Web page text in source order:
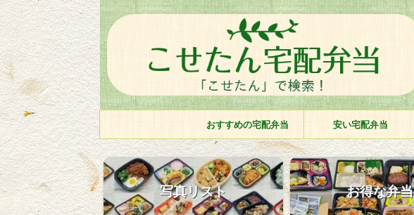
おすすめの宅配弁当 安い宅配弁当
写真リスト お得な弁当